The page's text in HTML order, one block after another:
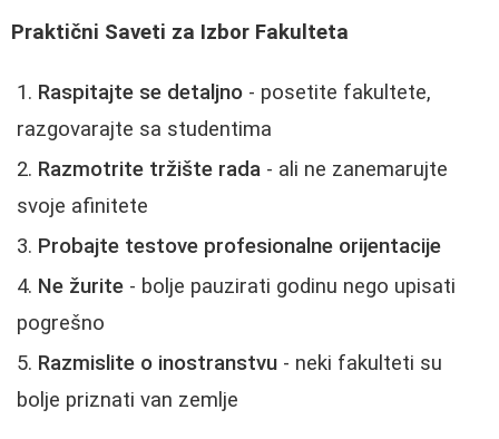
Praktični Saveti za Izbor Fakulteta
Raspitajte se detaljno - posetite fakultete,
razgovarajte sa studentima
Razmotrite tržište rada - ali ne zanemarujte
svoje afinitete
Probajte testove profesionalne orijentacije
Ne žurite - bolje pauzirati godinu nego upisati
pogrešno
Razmislite o inostranstvu - neki fakulteti su
bolje priznati van zemlje